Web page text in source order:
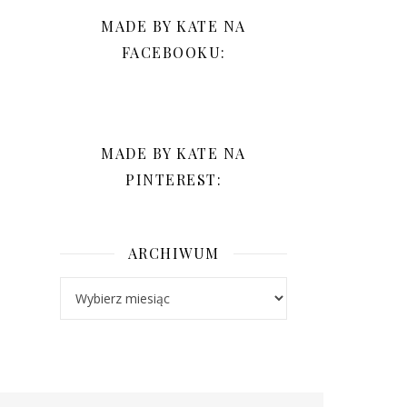
MADE BY KATE NA
FACEBOOKU:
MADE BY KATE NA
PINTEREST:
ARCHIWUM